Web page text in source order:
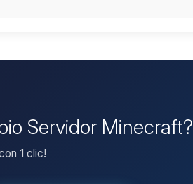
Servidor Minecraft?
1 clic!